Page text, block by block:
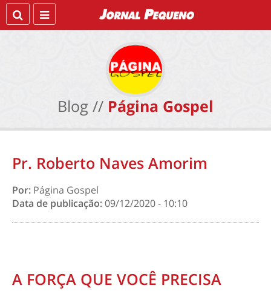
Blog // Página Gospel
Pr. Roberto Naves Amorim
Por: Página Gospel
Data de publicação:09/12/2020 - 10:10
A FORÇA QUE VOCÊ PRECISA